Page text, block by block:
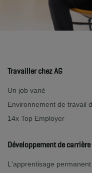
Travailler chez AG
Un job varié
Environnement de travail
14x Top Employer
Développement de carrière
L'apprentisage permanent